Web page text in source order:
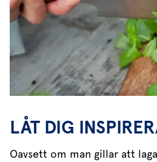
LÅT DIG
Oavsett om man gillar att